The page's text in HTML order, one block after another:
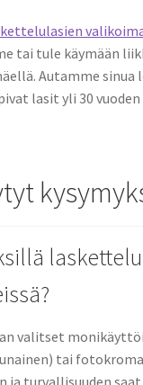
tai tule käymään
Autamme sinua
lasit yli 30
valitset
tai
ja turvallisuuden